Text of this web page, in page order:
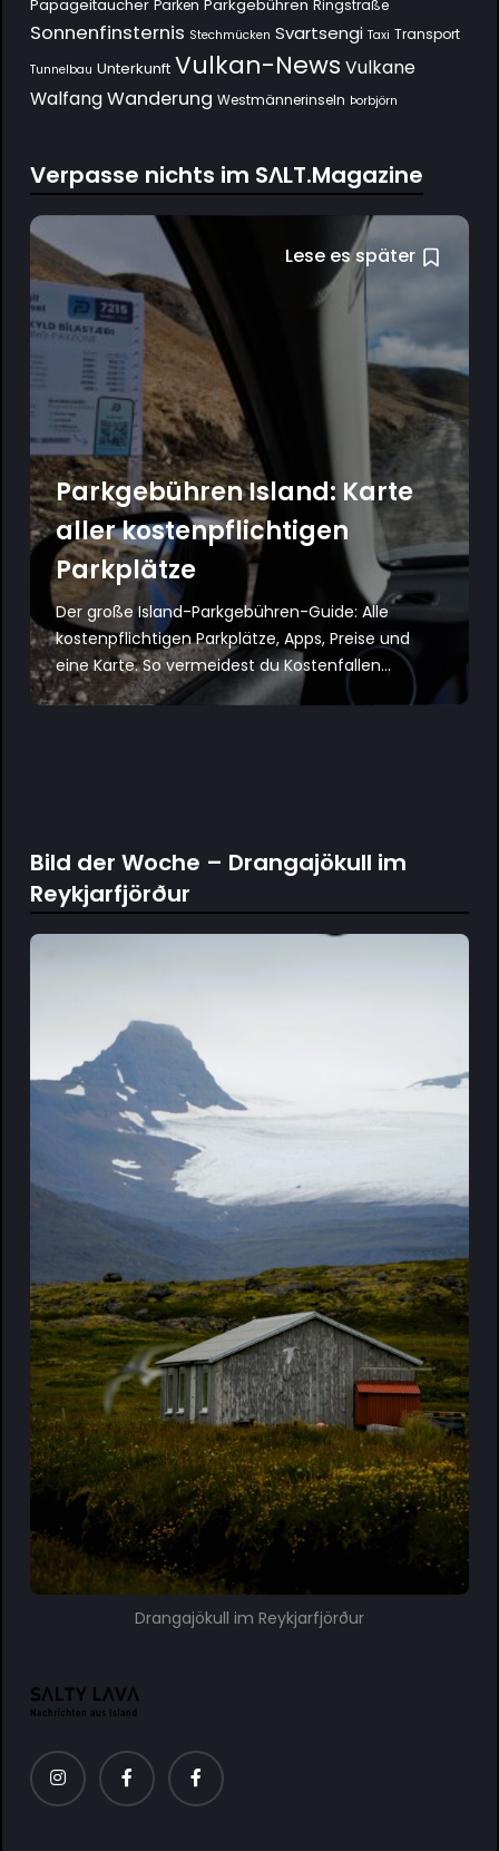
Papageitaucher Parken Parkgebühren Ringstraße
Sonnenfinsternis Stechmücken Svartsengi Taxi Transport
Tunnelbau Unterkunft Vulkan-News Vulkane
Walfang Wanderung Westmännerinseln Þorbjörn
Verpasse nichts im SΛLT.Magazine
Lese es später
Parkgebühren Island: Karte
aller kostenpflichtigen
Parkplätze
Der große Island-Parkgebühren-Guide: Alle
kostenpflichtigen Parkplätze, Apps, Preise und
eine Karte. So vermeidest du Kostenfallen...
Bild der Woche – Drangajökull im
Reykjarfjörður
Drangajökull im Reykjarfjörður